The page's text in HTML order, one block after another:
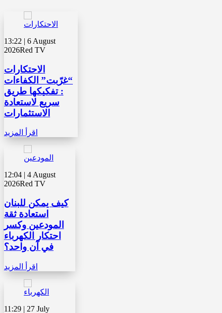
13:22 | 6 August
2026Red TV
الاحتكارات
“غرّبت” الكفاءات
: تفكيكها طريق
سريع لاستعادة
الاستثمارات
اقرأ المزيد
12:04 | 4 August
2026Red TV
كيف يمكن للبنان
استعادة ثقة
المودعين وكسر
احتكار الكهرباء
في آن واحد؟
اقرأ المزيد
11:29 | 27 July